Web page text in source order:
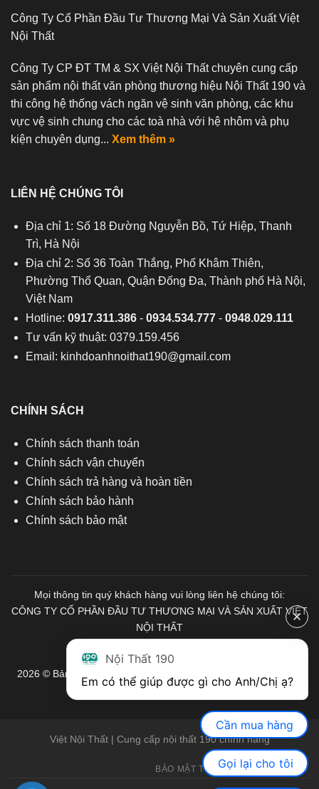
Công Ty Cổ Phần Đầu Tư Thương Mại Và Sản Xuất Việt
Nội Thất
Công Ty CP ĐT TM & SX Việt Nội Thất chuyên cung cấp
sản phẩm nội thất văn phòng thương hiệu Nội Thất 190 và
thi công hệ thống vách ngăn vệ sinh văn phòng, các khu
vực vệ sinh chung cho các toà nhà với hệ nhôm và phụ
kiện chuyên dụng... Xem thêm »
LIÊN HỆ CHÚNG TÔI
Địa chỉ 1: Số 18 Đường Nguyễn Bồ, Tứ Hiệp, Thanh
Trì, Hà Nội
Địa chỉ 2: Số 36 Toàn Thắng, Phố Khâm Thiên,
Phường Thổ Quan, Quận Đống Đa, Thành phố Hà Nội,
Việt Nam
Hotline: 0917.311.386- 0934.534.777- 0948.029.111
Tư vấn kỹ thuật: 0379.159.456
Email: kinhdoanhnoithat190@gmail.com
CHÍNH SÁCH
Chính sách thanh toán
Chính sách vận chuyển
Chính sách trả hàng và hoàn tiền
Chính sách bảo hành
Chính sách bảo mật
Mọi thông tin quý khách hàng vui lòng liên hệ chúng tôi:
CÔNG TY CỔ PHẦN ĐẦU TƯ THƯƠNG MẠI VÀ SẢN XUẤT VIỆT
NỘI THẤT
2026 © Bản quyền thuộc về Nội Thất 190. Mọi quyền được bảo
lưu.
Việt Nội Thất | Cung cấp nội thất 190 chính hãng
BẢO MẬT THÔNG TIN GIỚI THIỆU
Nội Thất 190
Cần mua hàng
Gọi lại cho tôi